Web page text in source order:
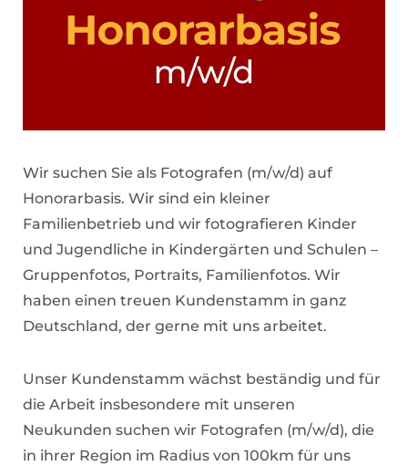
Wir suchen Sie als Fotografen (m/w/d) auf
Honorarbasis. Wir sind ein kleiner
Familienbetrieb und wir fotografieren Kinder
und Jugendliche in Kindergärten und Schulen –
Gruppenfotos, Portraits, Familienfotos. Wir
haben einen treuen Kundenstamm in ganz
Deutschland, der gerne mit uns arbeitet.
Unser Kundenstamm wächst beständig und für
die Arbeit insbesondere mit unseren
Neukunden suchen wir Fotografen (m/w/d), die
in ihrer Region im Radius von 100km für uns